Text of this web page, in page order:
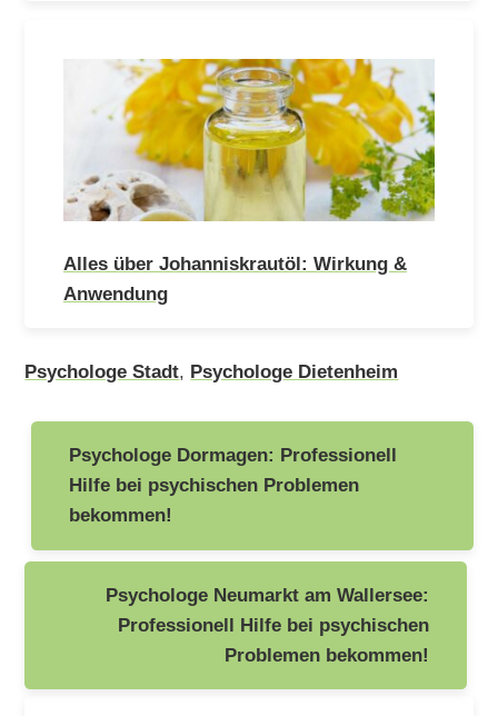
Alles über Johanniskrautöl: Wirkung &
Anwendung
Psychologe Stadt, Psychologe Dietenheim
Beitragsnavigation
Psychologe Dormagen: Professionell
Hilfe bei psychischen Problemen
bekommen!
Psychologe Neumarkt am Wallersee:
Professionell Hilfe bei psychischen
Problemen bekommen!